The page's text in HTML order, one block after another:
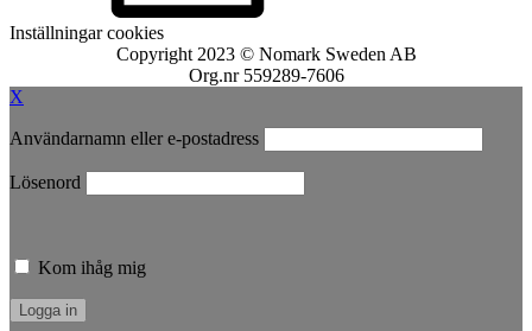
Inställningar cookies
Copyright 2023 © Nomark Sweden AB
Org.nr 559289-7606
X
Användarnamn eller e-postadress
Lösenord
Kom ihåg mig